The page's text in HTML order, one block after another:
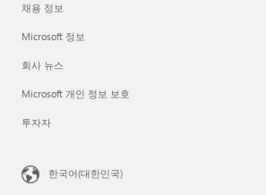
채용 정보
Microsoft 정보
회사 뉴스
Microsoft 개인 정보 보호
투자자
한국어(대한민국)